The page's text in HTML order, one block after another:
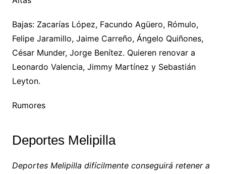
Bajas: Zacarías López, Facundo Agüero, Rómulo,
Felipe Jaramillo, Jaime Carreño, Ángelo Quiñones,
César Munder, Jorge Benítez. Quieren renovar a
Leonardo Valencia, Jimmy Martínez y Sebastián
Leyton.
Rumores
Deportes Melipilla
Deportes Melipilla difícilmente conseguirá retener a